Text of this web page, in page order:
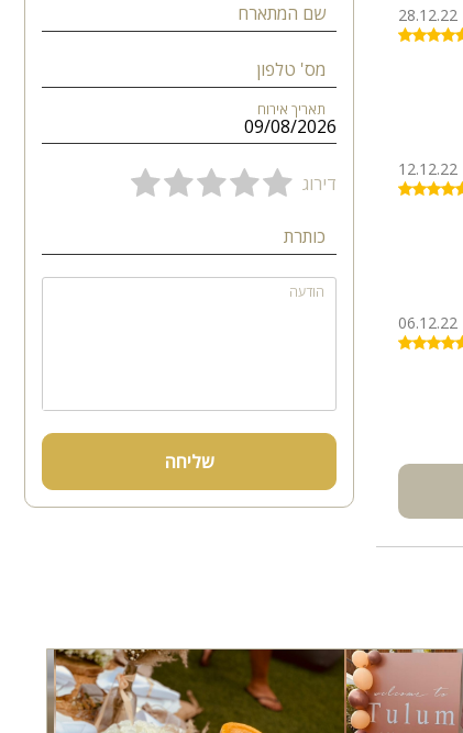
28.12.22
12.12.22
06.12.22
שם המתארח
מס' טלפון
תאריך אירוח
דירוג
כותרת
הודעה
שליחה